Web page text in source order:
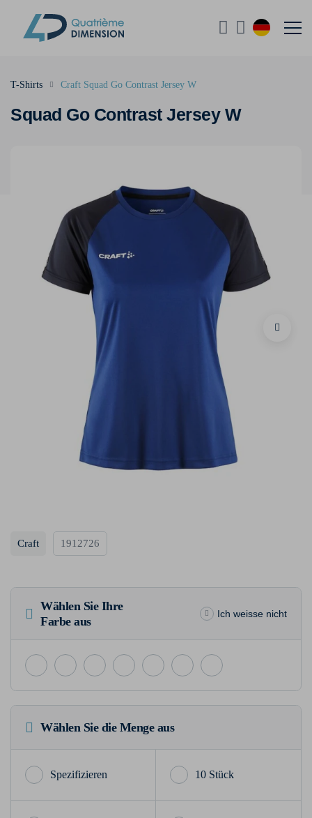
Squad Go Contrast Jersey W
T-Shirts Craft Squad Go Contrast Jersey W
Craft 1912726
Wählen Sie Ihre
Farbe aus
Ich weisse nicht
Wählen Sie die Menge aus
10 Stück